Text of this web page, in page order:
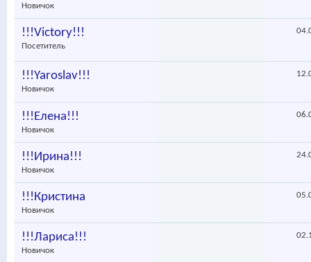
Новичок
!!!Victory!!!
Посетитель
!!!Yaroslav!!!
Новичок
!!!Елена!!!
Новичок
!!!Ирина!!!
Новичок
!!!Кристина
Новичок
!!!Лариса!!!
Новичок